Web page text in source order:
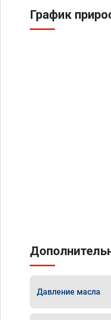
График
Давление масла